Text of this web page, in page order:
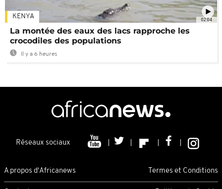
02:04
KENYA
La montée des eaux des lacs rapproche les
crocodiles des populations
Il y a 6 heures
Réseaux sociaux
A propos d'Africanews Termes et Conditions